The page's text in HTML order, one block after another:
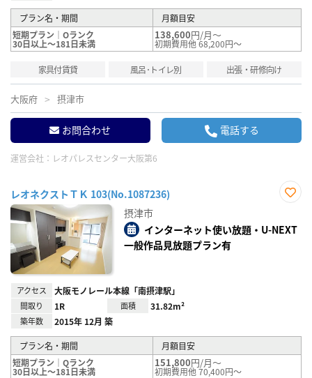
プラン名・期間
月額目安
短期プラン｜Oランク
30日以上～181日未満
138,600円/月～
初期費用他 68,200円～
家具付賃貸 風呂･トイレ別 出張・研修向け
大阪府 摂津市
お問合わせ 電話する
運営会社： レオパレスセンター大阪第6
レオネクストＴＫ 103(No.1087236)
り登
録
摂津市
インターネット使い放題・U-NEXT
一般作品見放題プラン有
アクセス 大阪モノレール本線「南摂津駅」
間取り 1R 面積 31.82m²
築年数 2015年 12月 築
プラン名・期間
月額目安
短期プラン｜Qランク
30日以上～181日未満
151,800円/月～
初期費用他 70,400円～